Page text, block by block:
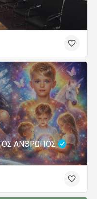
και
Κλινική
Συμπεριφορική
(Δυνατότητα και εξ
Έναρξη: 28